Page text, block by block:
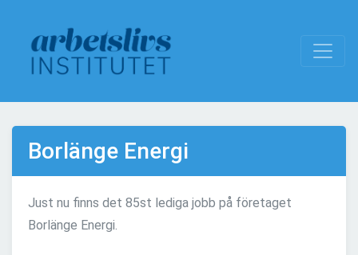
Borlänge Energi
Just nu finns det 85st lediga jobb på företaget
Borlänge Energi.